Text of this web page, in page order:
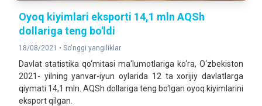
Oyoq kiyimlari eksporti 14,1 mln AQSh
dollariga teng bo'ldi
18/08/2021 • So'nggi yangiliklar
Davlat statistika qo‘mitasi ma'lumotlariga ko‘ra, O‘zbekiston
2021- yilning yanvar-iyun oylarida 12 ta xorijiy davlatlarga
qiymati 14,1 mln. AQSh dollariga teng bo‘lgan oyoq kiyimlarini
eksport qilgan.